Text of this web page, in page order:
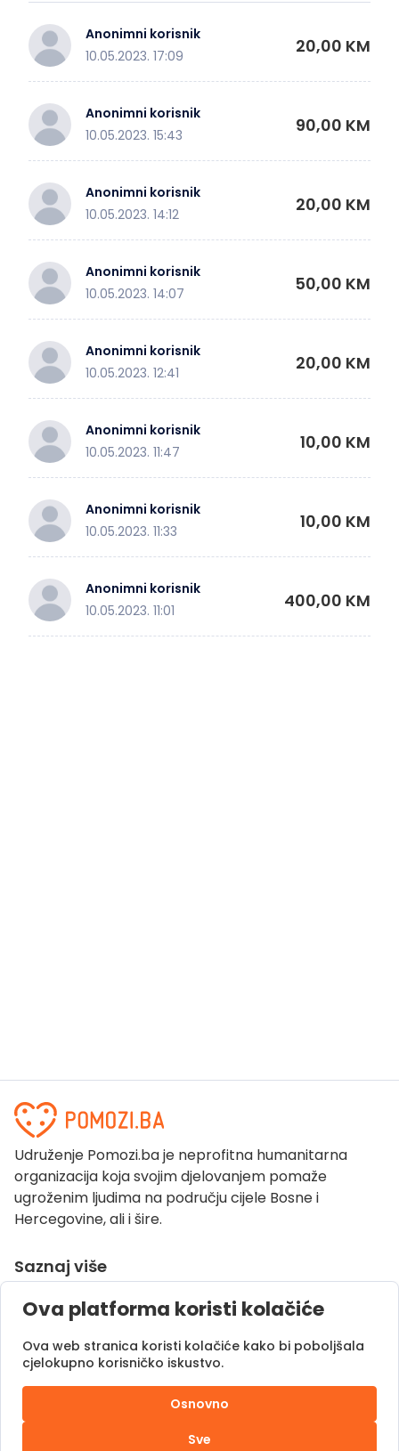
Anonimni korisnik
10.05.2023. 17:09
20,00 KM
Anonimni korisnik
10.05.2023. 15:43
90,00 KM
Anonimni korisnik
10.05.2023. 14:12
20,00 KM
Anonimni korisnik
10.05.2023. 14:07
50,00 KM
Anonimni korisnik
10.05.2023. 12:41
20,00 KM
Anonimni korisnik
10.05.2023. 11:47
10,00 KM
Anonimni korisnik
10.05.2023. 11:33
10,00 KM
Anonimni korisnik
10.05.2023. 11:01
400,00 KM
Udruženje Pomozi.ba je neprofitna humanitarna
organizacija koja svojim djelovanjem pomaže
ugroženim ljudima na području cijele Bosne i
Hercegovine, ali i šire.
Saznaj više
Pogledaj kampanje
Naše uspješne priče
Pomozi.ba Novosti
Uslovi korištenja
Ova platforma koristi kolačiće
Ova web stranica koristi kolačiće kako bi poboljšala
cjelokupno korisničko iskustvo.
Osnovno
Sve